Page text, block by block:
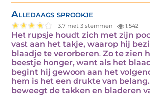
Alledaags sprookje
3.7 met 3 stemmen 1.542
Het rupsje houdt zich met zijn
vast aan het takje, waarop hij
blaadje te verorberen. Zo te zien
beestje honger, want als het
begint hij gewoon aan het
hem is het een drukte van
beweegt de takken en bladeren